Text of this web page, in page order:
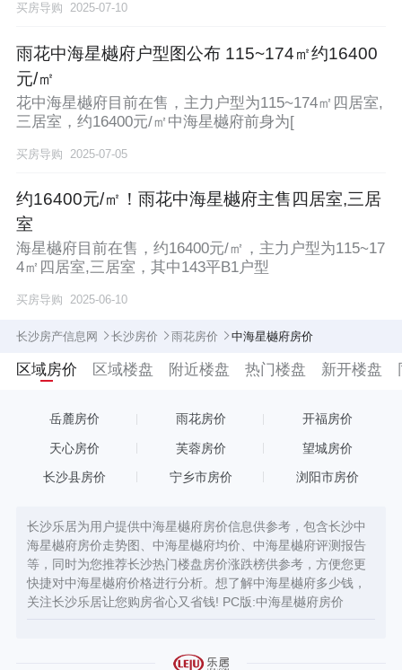
买房导购 2025-07-10
雨花中海星樾府户型图公布 115~174㎡约16400
元/㎡
花中海星樾府目前在售，主力户型为115~174㎡四居室,
三居室，约16400元/㎡中海星樾府前身为[
买房导购 2025-07-05
约16400元/㎡！雨花中海星樾府主售四居室,三居
室
海星樾府目前在售，约16400元/㎡，主力户型为115~17
4㎡四居室,三居室，其中143平B1户型
买房导购 2025-06-10
长沙房产信息网 长沙房价 雨花房价 中海星樾府房价
区域房价 区域楼盘 附近楼盘 热门楼盘 新开楼盘
岳麓房价 雨花房价 开福房价
天心房价 芙蓉房价 望城房价
长沙县房价 宁乡市房价 浏阳市房价
长沙乐居为用户提供中海星樾府房价信息供参考，包含长沙中
海星樾府房价走势图、中海星樾府均价、中海星樾府评测报告
等，同时为您推荐长沙热门楼盘房价涨跌榜供参考，方便您更
快捷对中海星樾府价格进行分析。想了解中海星樾府多少钱，
关注长沙乐居让您购房省心又省钱! PC版:中海星樾府房价